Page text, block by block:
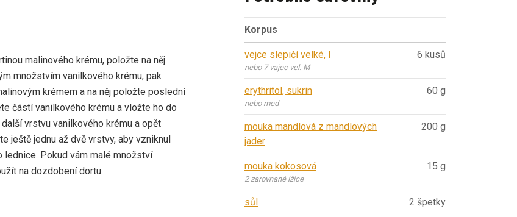
malinového krému, položte na něj
množstvím vanilkového krému, pak
krémem a na něj položte poslední
částí vanilkového krému a vložte ho do
vrstvu vanilkového krému a opět
ještě jednu až dvě vrstvy, aby vzniknul
lednice. Pokud vám malé množství
na dozdobení dortu.
Korpus
vejce slepičí velké, l
nebo 7 vajec vel. M
6 kusů
erythritol, sukrin
nebo med
60 g
mouka mandlová z mandlových
jader
200 g
mouka kokosová
2 zarovnané lžíce
15 g
sůl 2 špetky